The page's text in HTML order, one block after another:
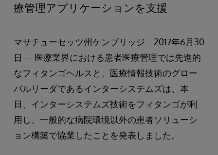
療管理アプリケーションを支援
マサチューセッツ州ケンブリッジ―2017年6月30
日— 医療業界における患者医療管理では先進的
なフィタンゴヘルスと、医療情報技術のグロー
バルリーダであるインターシステムズは、本
日、インターシステムズ技術をフィタンゴが利
用し、一般的な病院環境以外の患者ソリューシ
ョン構築で協業したことを発表しました。